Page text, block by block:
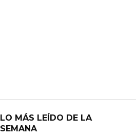
LO MÁS LEÍDO DE LA
SEMANA